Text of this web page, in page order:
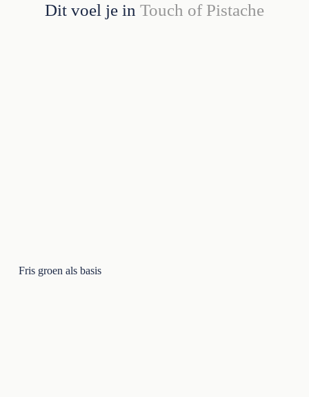
Dit voel je in Touch of Pistache
Fris groen als basis